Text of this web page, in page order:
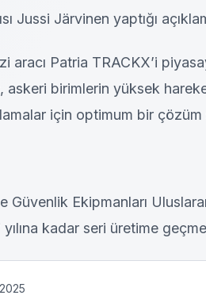
Jussi Järvinen yaptığı
aracı Patria TRACKX’i
askeri birimlerin yüksek
için optimum bir çözüm
Ekipmanları
yılına kadar seri üretime